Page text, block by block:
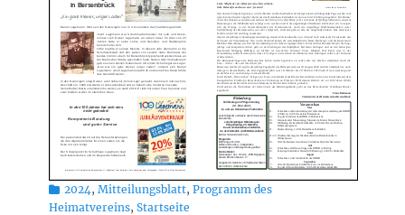
Kategorien
2024 , Mitteilungsblatt, Programm des
Heimatvereins, Startseite